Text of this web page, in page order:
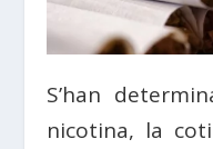
S’han
nicotina, la